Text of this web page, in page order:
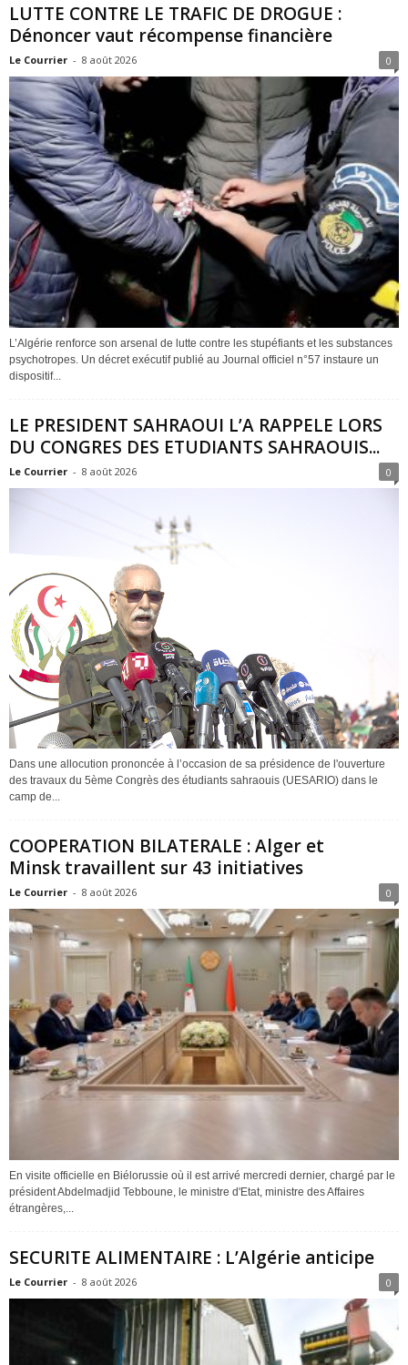
LUTTE CONTRE LE TRAFIC DE DROGUE :
Dénoncer vaut récompense financière
Le Courrier - 8 août 2026 0
L’Algérie renforce son arsenal de lutte contre les stupéfiants et les substances
psychotropes. Un décret exécutif publié au Journal officiel n°57 instaure un
dispositif...
LE PRESIDENT SAHRAOUI L’A RAPPELE LORS
DU CONGRES DES ETUDIANTS SAHRAOUIS...
Le Courrier - 8 août 2026 0
Dans une allocution prononcée à l’occasion de sa présidence de l'ouverture
des travaux du 5ème Congrès des étudiants sahraouis (UESARIO) dans le
camp de...
COOPERATION BILATERALE : Alger et
Minsk travaillent sur 43 initiatives
Le Courrier - 8 août 2026 0
En visite officielle en Biélorussie où il est arrivé mercredi dernier, chargé par le
président Abdelmadjid Tebboune, le ministre d'Etat, ministre des Affaires
étrangères,...
SECURITE ALIMENTAIRE : L’Algérie anticipe
Le Courrier - 8 août 2026 0